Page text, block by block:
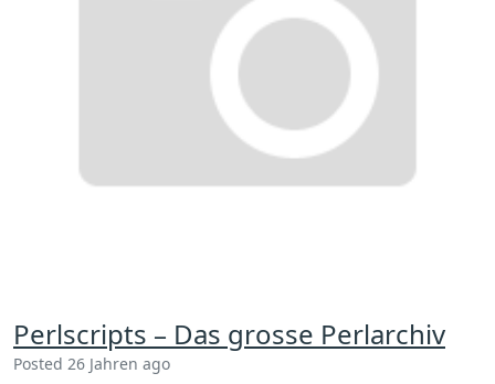
Perlscripts – Das grosse Perlarchiv
Posted 26 Jahren ago